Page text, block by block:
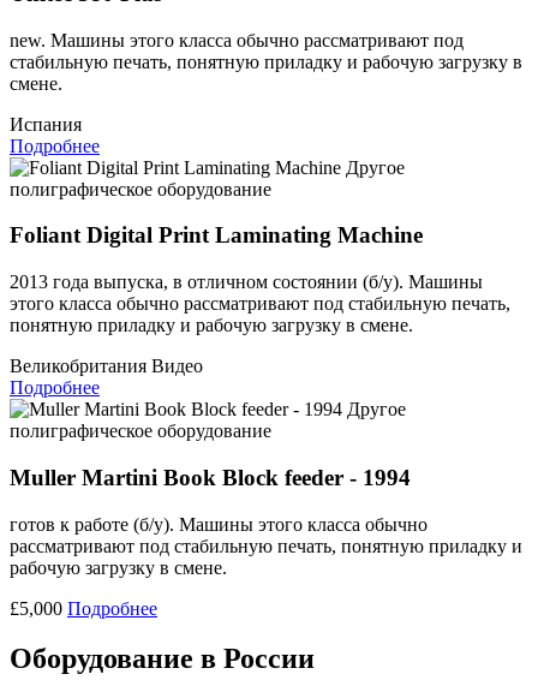
new. Машины этого класса обычно рассматривают под
стабильную печать, понятную приладку и рабочую загрузку в
смене.
Испания
Подробнее
Другое
полиграфическое оборудование
Foliant Digital Print Laminating Machine
2013 года выпуска, в отличном состоянии (б/у). Машины
этого класса обычно рассматривают под стабильную печать,
понятную приладку и рабочую загрузку в смене.
Великобритания Видео
Подробнее
Другое
полиграфическое оборудование
Muller Martini Book Block feeder - 1994
готов к работе (б/у). Машины этого класса обычно
рассматривают под стабильную печать, понятную приладку и
рабочую загрузку в смене.
£5,000 Подробнее
Оборудование в России